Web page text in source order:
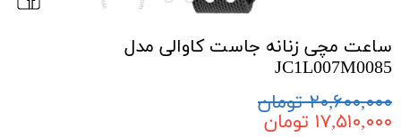
ساعت مچی زنانه جاست کاوالی مدل
JC1L007M0085
۲۰,۶۰۰,۰۰۰ تومان
۱۷,۵۱۰,۰۰۰ تومان